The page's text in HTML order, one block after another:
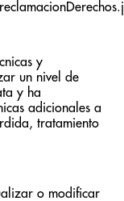
y
un nivel de
y ha
adicionales a
tratamiento
o modificar